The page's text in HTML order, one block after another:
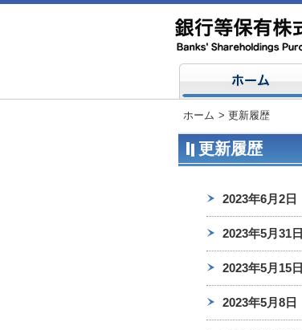
ホーム > 更新履歴
更新履歴
2023年6月2日
2023年5月31日
2023年5月15日
2023年5月8日